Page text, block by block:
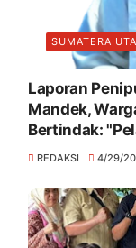
SUMATERA
Laporan
Mandek,
Bertindak:
REDAKSI 4/29/